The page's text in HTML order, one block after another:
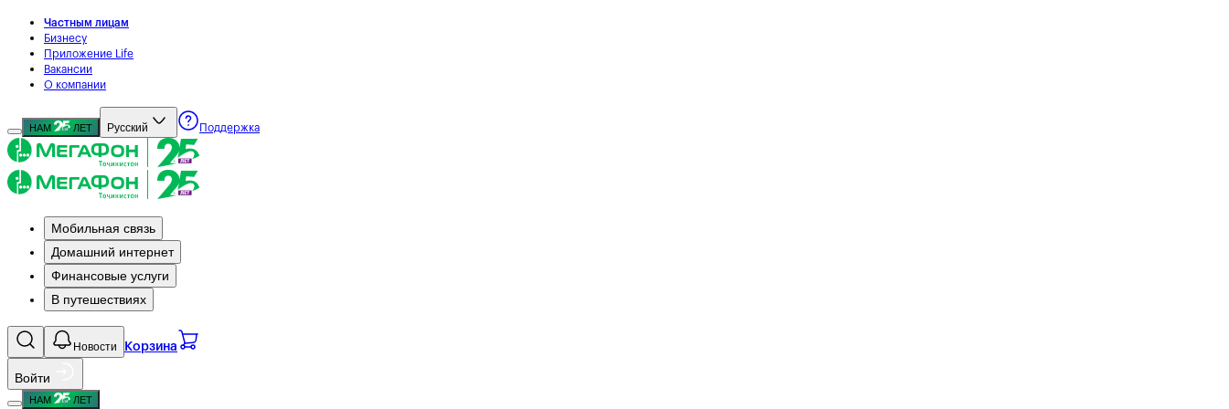
Частным лицам
Бизнесу
Приложение Life
Вакансии
О компании
НАМ ЛЕТ Русский Поддержка
Мобильная связь
Домашний интернет
Финансовые услуги
В путешествиях
Новости Корзина
Войти
НАМ ЛЕТ